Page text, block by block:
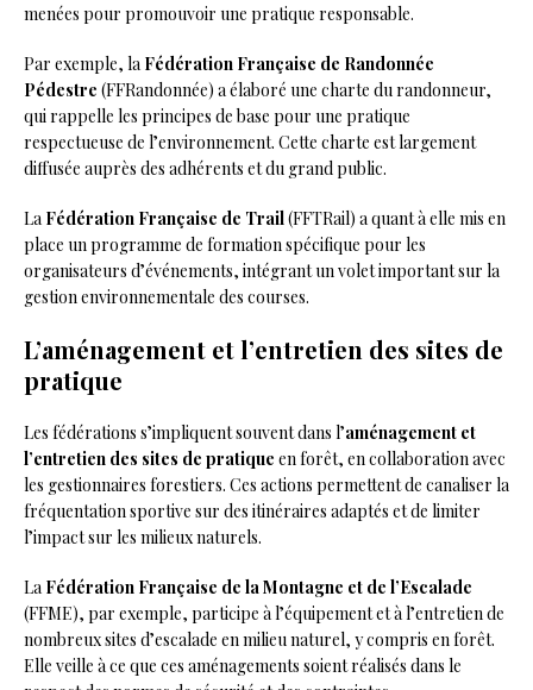
menées pour promouvoir une pratique responsable.
Par exemple, la Fédération Française de Randonnée
Pédestre (FFRandonnée) a élaboré une charte du randonneur,
qui rappelle les principes de base pour une pratique
respectueuse de l’environnement. Cette charte est largement
diffusée auprès des adhérents et du grand public.
La Fédération Française de Trail(FFTRail) a quant à elle mis en
place un programme de formation spécifique pour les
organisateurs d’événements, intégrant un volet important sur la
gestion environnementale des courses.
L’aménagement et l’entretien des sites de
pratique
Les fédérations s’impliquent souvent dans l’aménagement et
l’entretien des sites de pratique en forêt, en collaboration avec
les gestionnaires forestiers. Ces actions permettent de canaliser la
fréquentation sportive sur des itinéraires adaptés et de limiter
l’impact sur les milieux naturels.
La Fédération Française de la Montagne et de l’Escalade
(FFME), par exemple, participe à l’équipement et à l’entretien de
nombreux sites d’escalade en milieu naturel, y compris en forêt.
Elle veille à ce que ces aménagements soient réalisés dans le